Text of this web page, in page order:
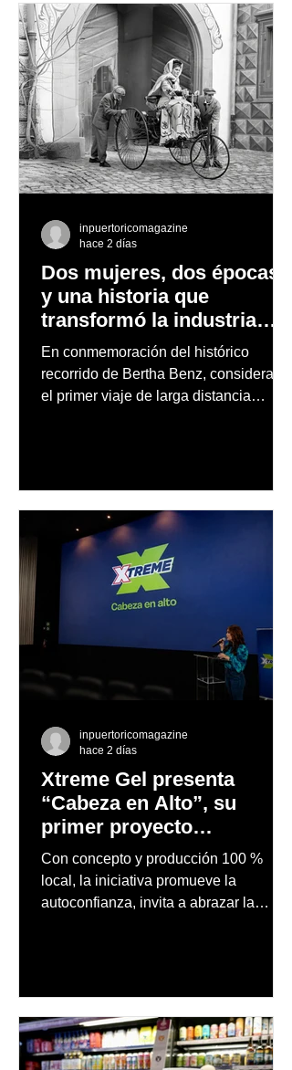
nevados en las montañas
Dos mujeres, dos épocas
y una historia que
transformó la industria
automotriz
En conmemoración del histórico
recorrido de Bertha Benz, considerado
el primer viaje de larga distancia
inpuertoricomagazine
hace 2 días
Xtreme Gel presenta
“Cabeza en Alto”, su
primer proyecto
audiovisual concebido y
producido completamente
en Puerto Rico
Con concepto y producción 100 %
local, la iniciativa promueve la
autoconfianza, invita a abrazar la
inpuertoricomagazine
hace 2 días